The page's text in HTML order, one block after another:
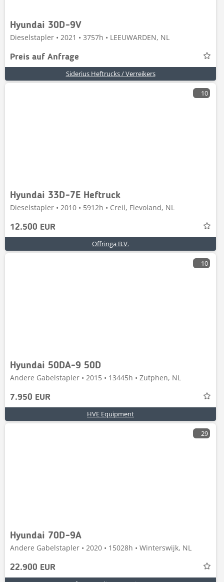
Hyundai 30D-9V
Dieselstapler • 2021 • 3757h • LEEUWARDEN, NL
Preis auf Anfrage
Siderius Heftrucks / Verreikers
10
Hyundai 33D-7E Heftruck
Dieselstapler • 2010 • 5912h • Creil, Flevoland, NL
12.500 EUR
Offringa B.V.
10
Hyundai 50DA-9 50D
Andere Gabelstapler • 2015 • 13445h • Zutphen, NL
7.950 EUR
HVE Equipment
29
Hyundai 70D-9A
Andere Gabelstapler • 2020 • 15028h • Winterswijk, NL
22.900 EUR